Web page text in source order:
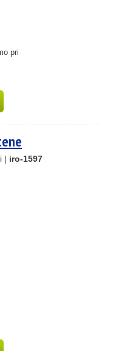
pri
| iro-1597